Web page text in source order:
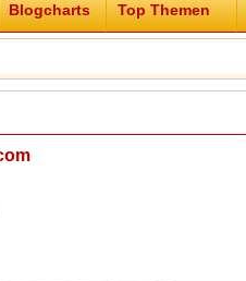
Blogcharts Top Themen